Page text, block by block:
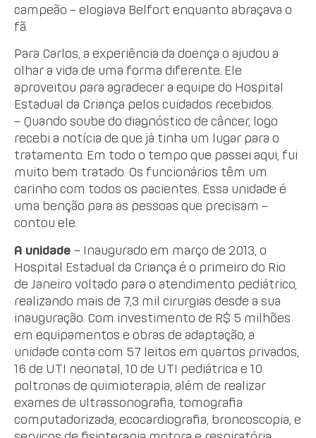
campeão – elogiava Belfort enquanto abraçava o
fã.
Para Carlos, a experiência da doença o ajudou a
olhar a vida de uma forma diferente. Ele
aproveitou para agradecer a equipe do Hospital
Estadual da Criança pelos cuidados recebidos.
– Quando soube do diagnóstico de câncer, logo
recebi a notícia de que já tinha um lugar para o
tratamento. Em todo o tempo que passei aqui, fui
muito bem tratado. Os funcionários têm um
carinho com todos os pacientes. Essa unidade é
uma benção para as pessoas que precisam –
contou ele.
A unidade – Inaugurado em março de 2013, o
Hospital Estadual da Criança é o primeiro do Rio
de Janeiro voltado para o atendimento pediátrico,
realizando mais de 7,3 mil cirurgias desde a sua
inauguração. Com investimento de R$ 5 milhões
em equipamentos e obras de adaptação, a
unidade conta com 57 leitos em quartos privados,
16 de UTI neonatal, 10 de UTI pediátrica e 10
poltronas de quimioterapia, além de realizar
exames de ultrassonografia, tomografia
computadorizada, ecocardiografia, broncoscopia, e